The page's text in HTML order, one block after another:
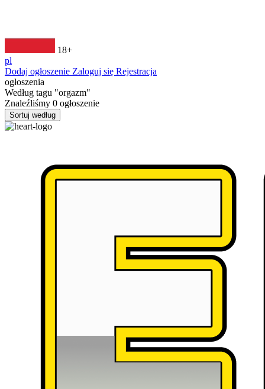
18+
pl
Dodaj ogłoszenie Zaloguj się Rejestracja
ogłoszenia
Według tagu "orgazm"
Znaleźliśmy 0 ogłoszenie
Sortuj według